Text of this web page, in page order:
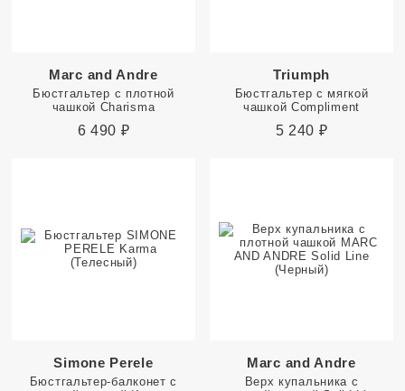
Marc and Andre
Бюстгальтер с плотной
чашкой Charisma
6 490 ₽
Triumph
Бюстгальтер с мягкой
чашкой Compliment
5 240 ₽
Simone Perele
Бюстгальтер-балконет с
Marc and Andre
Верх купальника с